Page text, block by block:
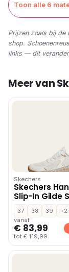
Toon alle 6
Prijzen zoals bij de
shop.
links — dit
Meer van
Skechers
Skechers
Slip-In Gilde
lage
37 38 39
+2
vanaf
€ 83,99
tot € 119,99